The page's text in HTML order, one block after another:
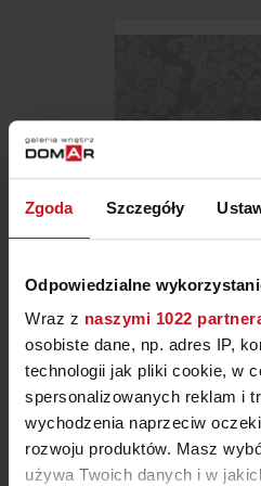
Zgoda Szczegóły
Odpowiedzialne
Wraz z naszymi 1022
osobiste dane, np. adres IP,
technologii jak pliki cookie, w
spersonalizowanych reklam i
wychodzenia naprzeciw
rozwoju produktów. Masz
używa Twoich danych i w
TAPETA
415 ZŁ/